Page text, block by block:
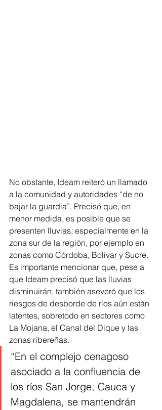
No obstante, Ideam reiteró un llamado
a la comunidad y autoridades “de no
bajar la guardia”. Precisó que, en
menor medida, es posible que se
presenten lluvias, especialmente en la
zona sur de la región, por ejemplo en
zonas como Córdoba, Bolívar y Sucre.
Es importante mencionar que, pese a
que Ideam precisó que las lluvias
disminuirán, también aseveró que los
riesgos de desborde de ríos aún están
latentes, sobretodo en sectores como
La Mojana, el Canal del Dique y las
zonas ribereñas.
“En el complejo cenagoso
asociado a la confluencia de
los ríos San Jorge, Cauca y
Magdalena, se mantendrán